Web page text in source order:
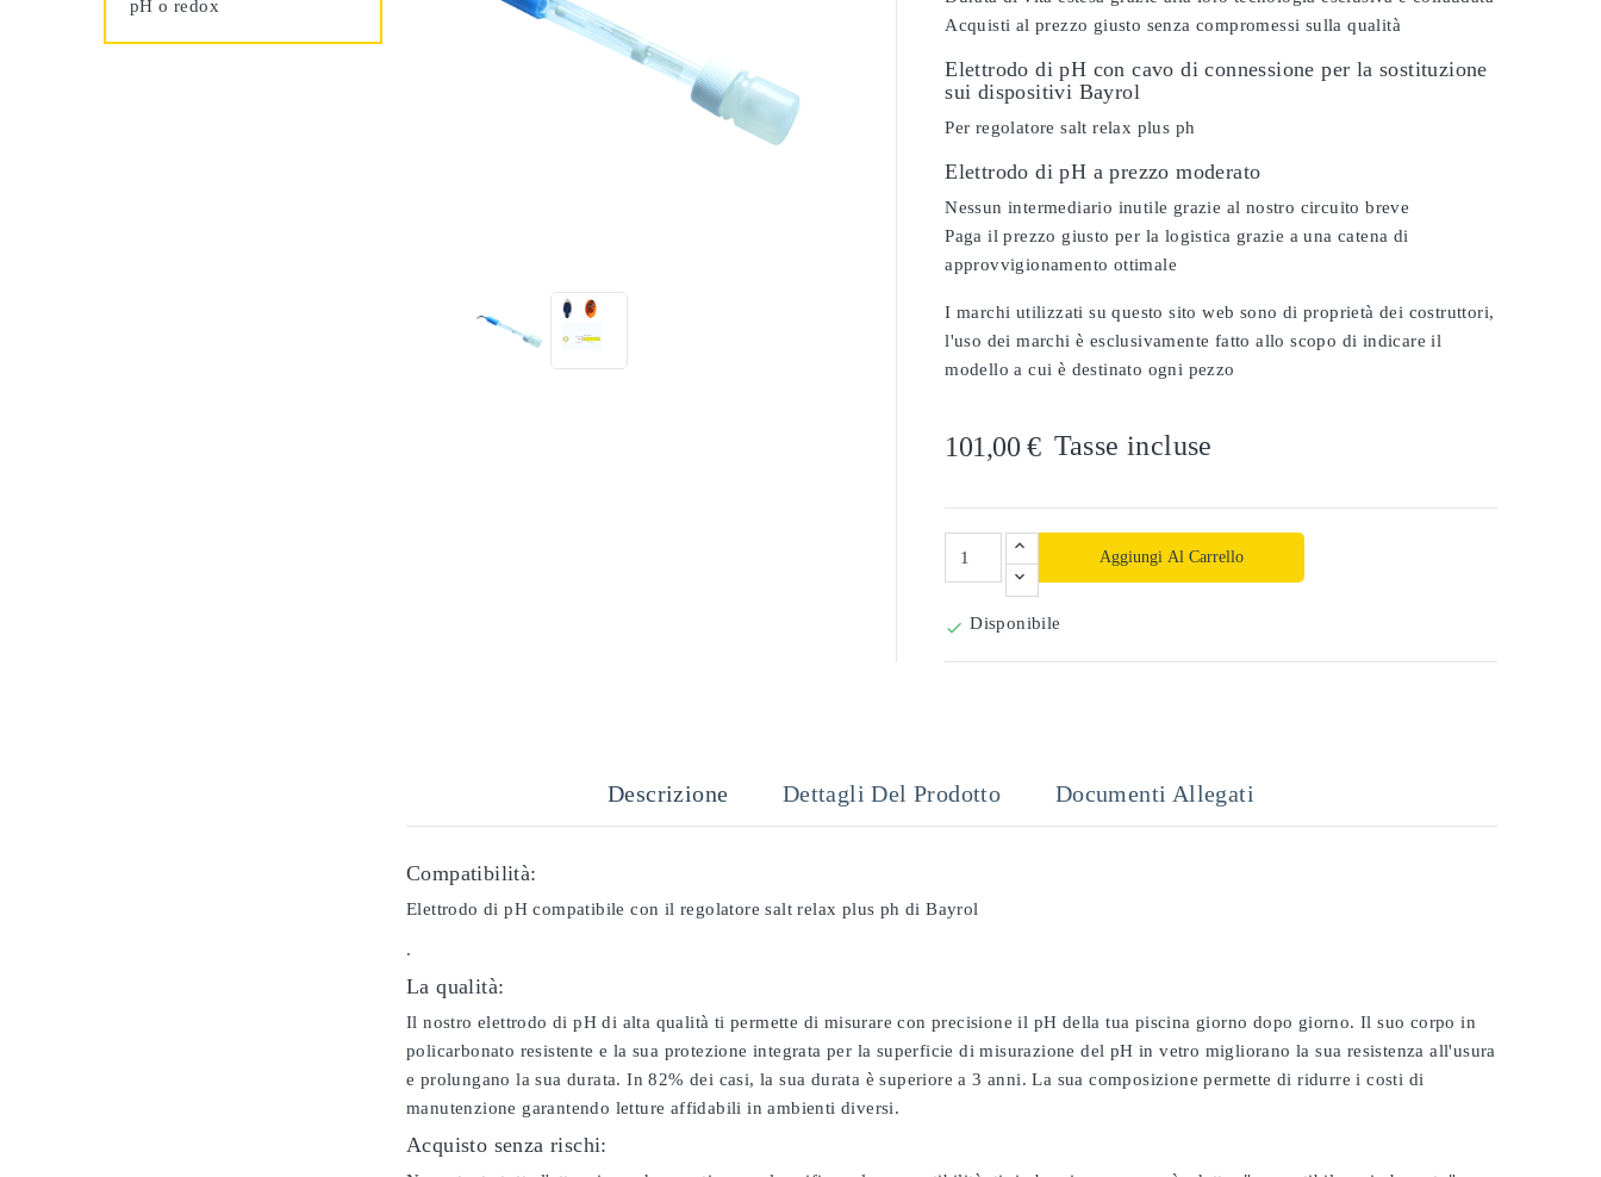
pH o redox
Acquisti al prezzo giusto senza compromessi sulla qualità
Elettrodo di pH con cavo di connessione per la sostituzione
sui dispositivi Bayrol
Per regolatore salt relax plus ph
Elettrodo di pH a prezzo moderato
Nessun intermediario inutile grazie al nostro circuito breve
Paga il prezzo giusto per la logistica grazie a una catena di
approvvigionamento ottimale
I marchi utilizzati su questo sito web sono di proprietà dei costruttori,
l'uso dei marchi è esclusivamente fatto allo scopo di indicare il
modello a cui è destinato ogni pezzo
101,00 € Tasse incluse
Aggiungi Al Carrello
 Disponibile
Descrizione Dettagli Del Prodotto Documenti Allegati
Compatibilità:
Elettrodo di pH compatibile con il regolatore salt relax plus ph di Bayrol
.
La qualità:
Il nostro elettrodo di pH di alta qualità ti permette di misurare con precisione il pH della tua piscina giorno dopo giorno. Il suo corpo in
policarbonato resistente e la sua protezione integrata per la superficie di misurazione del pH in vetro migliorano la sua resistenza all'usura
e prolungano la sua durata. In 82% dei casi, la sua durata è superiore a 3 anni. La sua composizione permette di ridurre i costi di
manutenzione garantendo letture affidabili in ambienti diversi.
Acquisto senza rischi: